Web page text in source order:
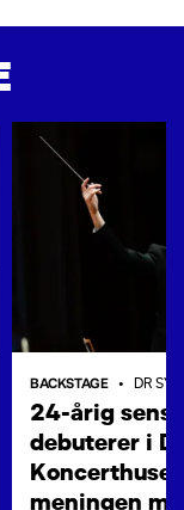
BACKSTAGE • DR
24-årig
debuterer i
meningen